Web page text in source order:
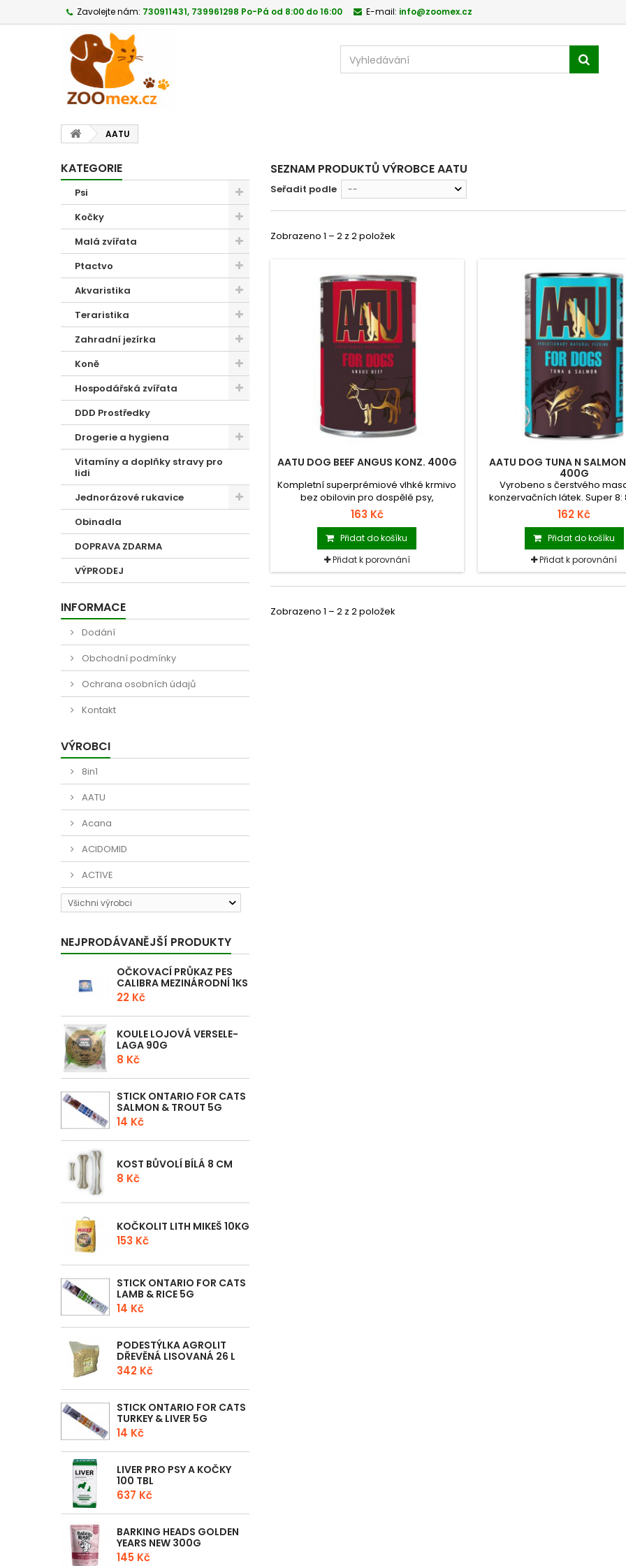
Zavolejte nám: 730911431, 739961298 Po-Pá od 8:00 do 16:00 E-mail: info@zoomex.cz
AATU
KATEGORIE
Psi
Kočky
Malá zvířata
Ptactvo
Akvaristika
Teraristika
Zahradní jezírka
Koně
Hospodářská zvířata
DDD Prostředky
Drogerie a hygiena
Vitamíny a doplňky stravy pro
lidi
Jednorázové rukavice
Obinadla
DOPRAVA ZDARMA
VÝPRODEJ
INFORMACE
Dodání
Obchodní podmínky
Ochrana osobních údajů
Kontakt
VÝROBCI
8in1
AATU
Acana
ACIDOMID
ACTIVE
Všichni výrobci
NEJPRODÁVANĚJŠÍ PRODUKTY
OČKOVACÍ PRŮKAZ PES
CALIBRA MEZINÁRODNÍ 1KS
22 Kč
KOULE LOJOVÁ VERSELE-
LAGA 90G
8 Kč
STICK ONTARIO FOR CATS
SALMON & TROUT 5G
14 Kč
KOST BŮVOLÍ BÍLÁ 8 CM
8 Kč
KOČKOLIT LITH MIKEŠ 10KG
153 Kč
STICK ONTARIO FOR CATS
LAMB & RICE 5G
14 Kč
PODESTÝLKA AGROLIT
DŘEVĚNÁ LISOVANÁ 26 L
342 Kč
STICK ONTARIO FOR CATS
TURKEY & LIVER 5G
14 Kč
LIVER PRO PSY A KOČKY
100 TBL
637 Kč
BARKING HEADS GOLDEN
YEARS NEW 300G
145 Kč
SEZNAM PRODUKTŮ VÝROBCE AATU
Seřadit podle --
Zobrazeno 1 – 2 z 2 položek
AATU DOG BEEF ANGUS KONZ. 400G
Kompletní superprémiové vlhké krmivo
bez obilovin pro dospělé psy,
obsahující 90 % hovězího masa. Super
8: 8 druhů zeleniny, 8 druhů bylinek, 8
druhů koření.
163 Kč
Přidat do košíku
Přidat k porovnání
AATU DOG TUNA N
400G
Vyrobeno s čerstvého
konzervačních látek. Super 8:
zeleniny, 8 druhů bylinek, 8
koření. Bez obilovin, brambor
162 Kč
Přidat do košíku
Přidat k porovnání
Zobrazeno 1 – 2 z 2 položek